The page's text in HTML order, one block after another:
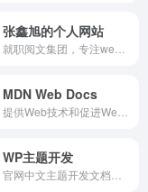
张鑫旭的个人网站
MDN Web Docs
WP主题开发